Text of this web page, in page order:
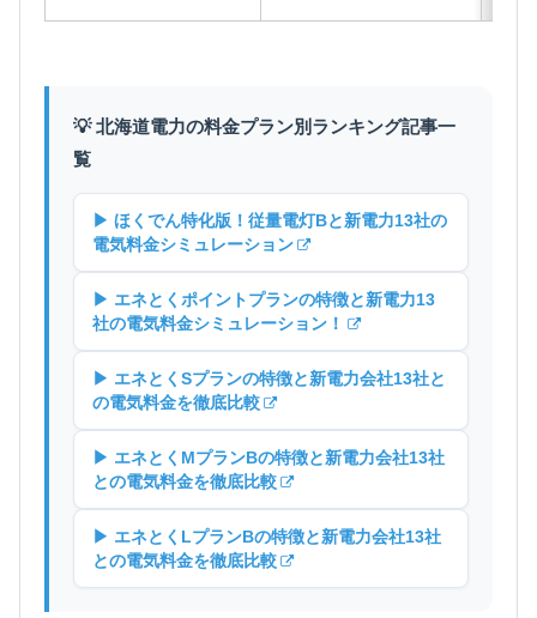
💡 北海道電力の料金プラン別ランキング記事一
覧
▶ ほくでん特化版！従量電灯Bと新電力13社の
電気料金シミュレーション
▶ エネとくポイントプランの特徴と新電力13
社の電気料金シミュレーション！
▶ エネとくSプランの特徴と新電力会社13社と
の電気料金を徹底比較
▶ エネとくMプランBの特徴と新電力会社13社
との電気料金を徹底比較
▶ エネとくLプランBの特徴と新電力会社13社
との電気料金を徹底比較